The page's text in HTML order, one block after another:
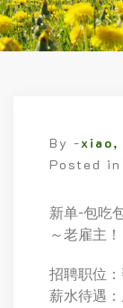
By -xiao,
Posted in
新单-包吃
～老雇主！
招聘职位
薪水待遇